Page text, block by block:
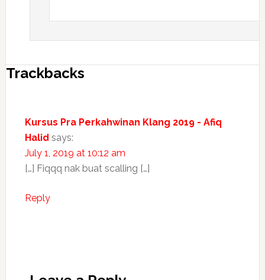
Trackbacks
Kursus Pra Perkahwinan Klang 2019 - Afiq
Halid says:
July 1, 2019 at 10:12 am
[…] Fiqqq nak buat scalling […]
Reply